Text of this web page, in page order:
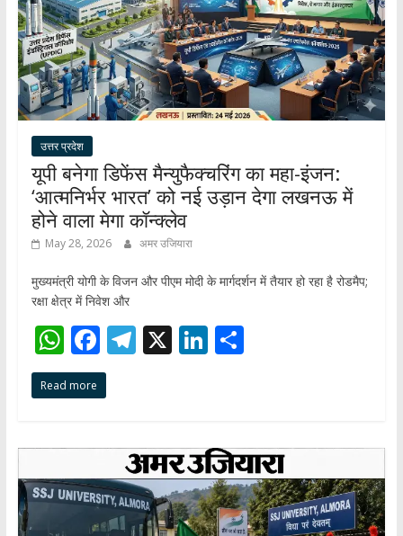
उत्तर प्रदेश
यूपी बनेगा डिफेंस मैन्युफैक्चरिंग का महा-इंजन:
‘आत्मनिर्भर भारत’ को नई उड़ान देगा लखनऊ में
होने वाला मेगा कॉन्क्लेव
May 28, 2026 अमर उजियारा
मुख्यमंत्री योगी के विजन और पीएम मोदी के मार्गदर्शन में तैयार हो रहा है रोडमैप;
रक्षा क्षेत्र में निवेश और
W
h
at
A
p
p
F
ac
e
o
o
k
T
el
a
m
X Li
n
dI
n
S
Read more